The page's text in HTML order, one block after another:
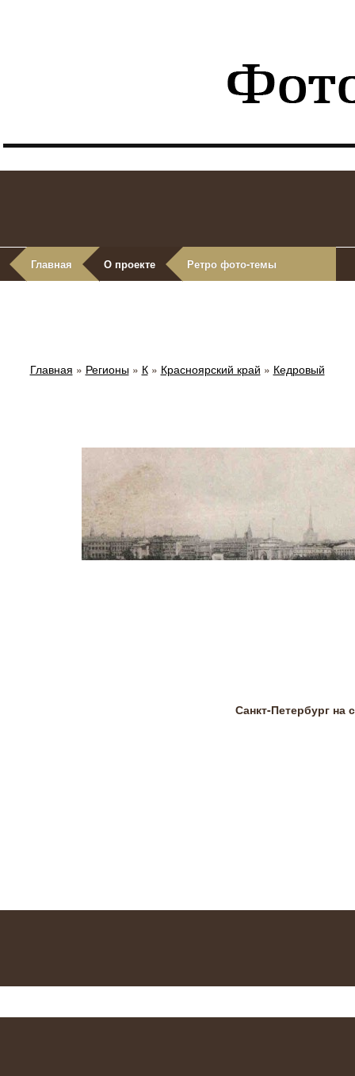
Главная О проекте Ретро фото-темы
Главная » Регионы» К» Красноярский край » Кедровый
Санкт-Петербург на